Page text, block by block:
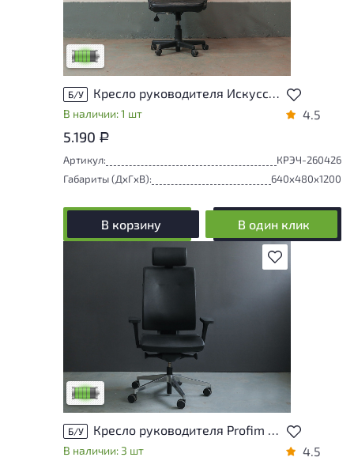
У товара присутствуют незначительные
следы эксплуатации, не влияющие на
удобство его использования
Низкая степень износа
Б/У Кресло руководителя Искусственная кожа Чёрный
В наличии: 1 шт 4.5
5.190 Р
Артикул:
КРЭЧ-260426
Габариты (ДxГxВ):
640x480x1200
В корзину В один клик
В избранное
У товара присутствуют незначительные
следы эксплуатации, не влияющие на
удобство его использования
Низкая степень износа
Б/У
В наличии: 3 шт 4.5